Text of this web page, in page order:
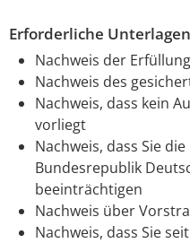
Erforderliche Unterlagen
Nachweis der
Nachweis des
Nachweis, dass kein
vorliegt
Nachweis, dass Sie
Bundesrepublik
beeinträchtigen
Nachweis über
Nachweis, dass Sie